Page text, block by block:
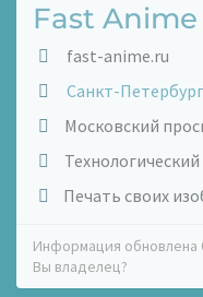
Fast Anime
fast-anime.ru
Санкт-Петербург
Московский
Печать своих
Информация обновлена
Вы владелец?